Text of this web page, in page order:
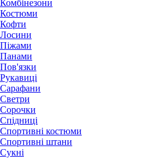
Комбінезони
Костюми
Кофти
Лосини
Піжами
Панами
Пов'язки
Рукавиці
Сарафани
Светри
Сорочки
Спідниці
Спортивні костюми
Спортивні штани
Сукні